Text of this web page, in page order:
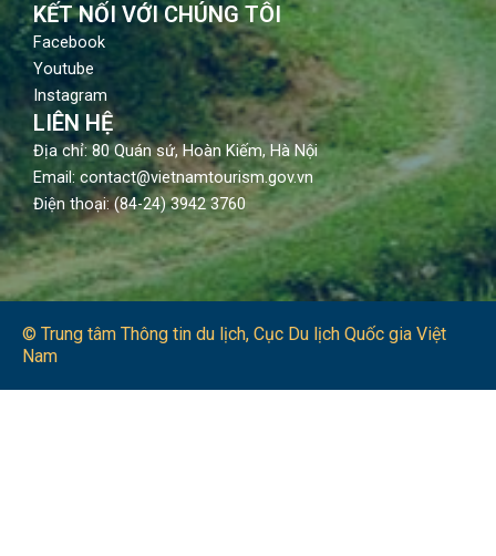
KẾT NỐI VỚI CHÚNG TÔI
Facebook
Youtube
Instagram
LIÊN HỆ
Địa chỉ: 80 Quán sứ, Hoàn Kiếm, Hà Nội
Email: contact@vietnamtourism.gov.vn
Điện thoại: (84-24) 3942 3760
© Trung tâm Thông tin du lịch​, Cục Du lịch Quốc gia Việt
Nam